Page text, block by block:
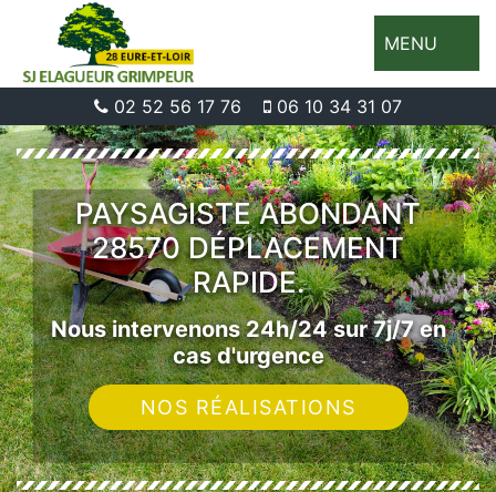
MENU
02 52 56 17 76 06 10 34 31 07
PAYSAGISTE ABONDANT
28570 DÉPLACEMENT
RAPIDE.
Nous intervenons 24h/24 sur 7j/7 en
cas d'urgence
NOS RÉALISATIONS